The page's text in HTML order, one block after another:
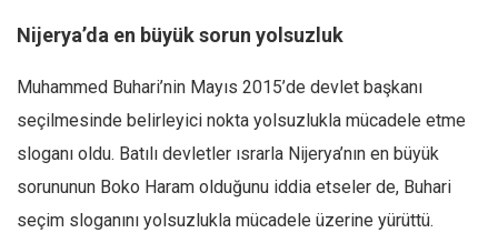
Nijerya’da en büyük sorun yolsuzluk
Muhammed Buhari’nin Mayıs 2015’de devlet başkanı
seçilmesinde belirleyici nokta yolsuzlukla mücadele etme
sloganı oldu. Batılı devletler ısrarla Nijerya’nın en büyük
sorununun Boko Haram olduğunu iddia etseler de, Buhari
seçim sloganını yolsuzlukla mücadele üzerine yürüttü.